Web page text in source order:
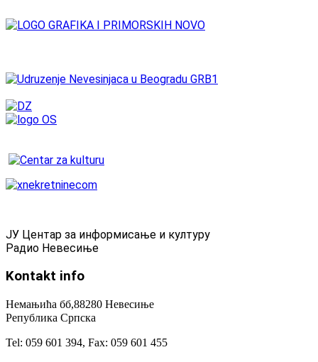
ЈУ Центар за информисање и културу
Радио Невесиње
Kontakt info
Немањића бб,88280 Невесиње
Република Српска
Tel: 059 601 394, Fax: 059 601 455